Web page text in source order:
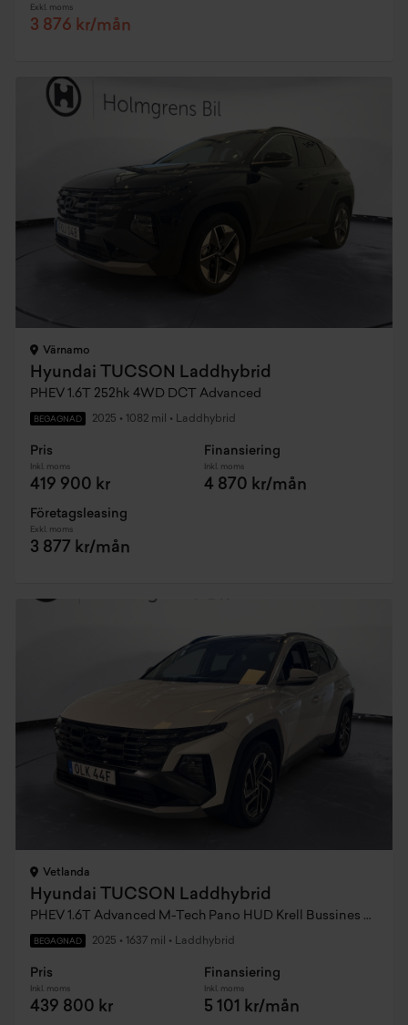
Exkl. moms
3 876 kr/mån
Värnamo
Hyundai TUCSON Laddhybrid
PHEV 1.6T 252hk 4WD DCT Advanced
BEGAGNAD 2025 • 1082 mil • Laddhybrid
Pris
Inkl. moms
419 900 kr
Finansiering
Inkl. moms
4 870 kr/mån
Företagsleasing
Exkl. moms
3 877 kr/mån
Vetlanda
Hyundai TUCSON Laddhybrid
PHEV 1.6T Advanced M-Tech Pano HUD Krell Bussines Edition AWD 252hk
BEGAGNAD 2025 • 1637 mil • Laddhybrid
Pris
Inkl. moms
439 800 kr
Finansiering
Inkl. moms
5 101 kr/mån